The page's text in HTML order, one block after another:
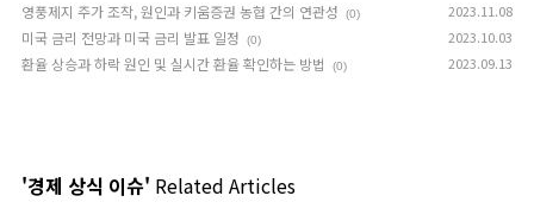
영풍제지 주가 조작, 원인과 키움증권 농협 간의 연관성 (0) 2023.11.08
미국 금리 전망과 미국 금리 발표 일정 (0) 2023.10.03
환율 상승과 하락 원인 및 실시간 환율 확인하는 방법 (0) 2023.09.13
'경제 상식 이슈' Related Articles